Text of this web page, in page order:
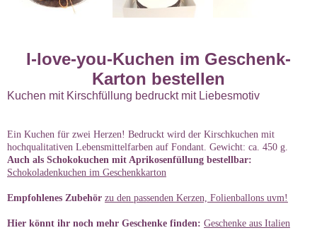
I-love-you-Kuchen im Geschenk-
Karton bestellen
Kuchen mit Kirschfüllung bedruckt mit Liebesmotiv
Ein Kuchen für zwei Herzen! Bedruckt wird der Kirschkuchen mit
hochqualitativen Lebensmittelfarben auf Fondant. Gewicht: ca. 450 g.
Auch als Schokokuchen mit Aprikosenfüllung bestellbar:
Schokoladenkuchen im Geschenkkarton
Empfohlenes Zubehör zu den passenden Kerzen, Folienballons uvm!
Hier könnt ihr noch mehr Geschenke finden: Geschenke aus Italien